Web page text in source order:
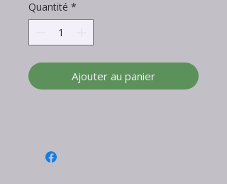
Quantité *
Ajouter au panier